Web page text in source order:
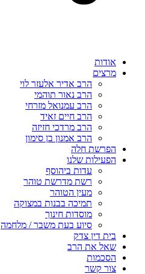
אודות
מרצים
הרב אדיר אלעזר לוי
הרב נאור תוהמי
הרב עמנואל מזרחי
הרב חיים זאיד
הרב מרדכי חזיזה
הרב אמנון בן סימון
הפרשת חלה
הפעילות שלנו
עדות ביהוסף
רשת מדרשת טוהר
מעין הטוהר
תמיכה בבנות במצוקה
מוסדות חינוך
סיוע בעת משבר / מלחמה
בית דין צדק
שאל את הרב
הסכמות
צור קשר